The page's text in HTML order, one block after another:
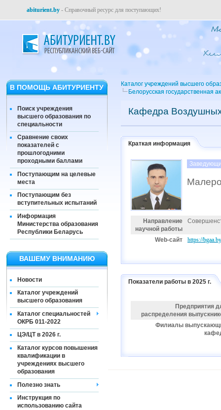
abiturient.by - Справочный ресурс для поступающих!
В ПОМОЩЬ АБИТУРИЕНТУ
Поиск учреждения
высшего образования по
специальности
Сравнение своих
показателей с
прошлогодними
проходными баллами
Поступающим на целевые
места
Поступающим без
вступительных испытаний
Информация
Министерства образования
Республики Беларусь
ВАШЕМУ ВНИМАНИЮ
Новости
Каталог учреждений
высшего образования
Каталог специальностей
ОКРБ 011-2022
ЦЭ/ЦТ в 2026 г.
Каталог курсов повышения
квалификации в
учреждениях высшего
образования
Полезно знать
Инструкция по
использованию сайта
Каталог учреждений высшего
Белорусская государственная
Кафедра Воздушных
Краткая информация
Направление
научной работы
Web-сайт https://
Показатели работы в 2025 г.
Предприятия
распределения
Филиалы